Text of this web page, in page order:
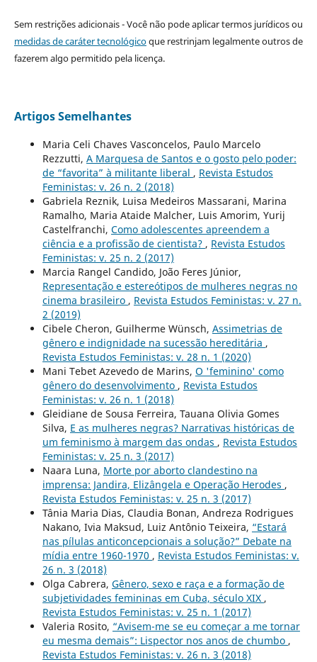
Sem restrições adicionais - Você não pode aplicar termos jurídicos ou
medidas de caráter tecnológicoque restrinjam legalmente outros de
fazerem algo permitido pela licença.
Artigos Semelhantes
Maria Celi Chaves Vasconcelos, Paulo Marcelo
Rezzutti, A Marquesa de Santos e o gosto pelo poder:
de “favorita” à militante liberal , Revista Estudos
Feministas: v. 26 n. 2 (2018)
Gabriela Reznik, Luisa Medeiros Massarani, Marina
Ramalho, Maria Ataide Malcher, Luis Amorim, Yurij
Castelfranchi, Como adolescentes apreendem a
ciência e a profissão de cientista? , Revista Estudos
Feministas: v. 25 n. 2 (2017)
Marcia Rangel Candido, João Feres Júnior,
Representação e estereótipos de mulheres negras no
cinema brasileiro , Revista Estudos Feministas: v. 27 n.
2 (2019)
Cibele Cheron, Guilherme Wünsch, Assimetrias de
gênero e indignidade na sucessão hereditária ,
Revista Estudos Feministas: v. 28 n. 1 (2020)
Mani Tebet Azevedo de Marins, O 'feminino' como
gênero do desenvolvimento , Revista Estudos
Feministas: v. 26 n. 1 (2018)
Gleidiane de Sousa Ferreira, Tauana Olivia Gomes
Silva, E as mulheres negras? Narrativas históricas de
um feminismo à margem das ondas , Revista Estudos
Feministas: v. 25 n. 3 (2017)
Naara Luna, Morte por aborto clandestino na
imprensa: Jandira, Elizângela e Operação Herodes ,
Revista Estudos Feministas: v. 25 n. 3 (2017)
Tânia Maria Dias, Claudia Bonan, Andreza Rodrigues
Nakano, Ivia Maksud, Luiz Antônio Teixeira, “Estará
nas pílulas anticoncepcionais a solução?” Debate na
mídia entre 1960-1970 , Revista Estudos Feministas: v.
26 n. 3 (2018)
Olga Cabrera, Gênero, sexo e raça e a formação de
subjetividades femininas em Cuba, século XIX ,
Revista Estudos Feministas: v. 25 n. 1 (2017)
Valeria Rosito, “Avisem-me se eu começar a me tornar
eu mesma demais”: Lispector nos anos de chumbo ,
Revista Estudos Feministas: v. 26 n. 3 (2018)